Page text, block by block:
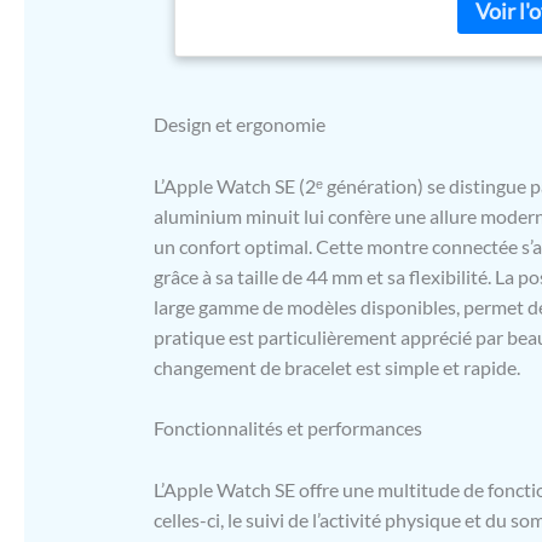
l’Apple
LE
la musique
santé, en
ou de
Obtenez
Détection
grâce à la
et services
réduisant
Avec des
Design et ergonomie
L’Apple Watch SE (2ᵉ génération) se
aluminium minuit lui confère une allure
un confort optimal. Cette montre connectée
grâce à sa taille de 44 mm et sa flexibilité. La
large gamme de modèles disponibles, permet
pratique est particulièrement apprécié par
changement de bracelet est simple et rapide.
Fonctionnalités et performances
L’Apple Watch SE offre une multitude de
celles-ci, le suivi de l’activité physique et du